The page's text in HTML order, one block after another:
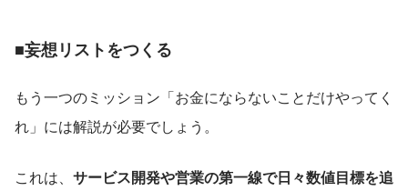
■妄想リストをつくる
もう一つのミッション「お金にならないことだけやってく
れ」には解説が必要でしょう。
これは、 サービス開発や営業の第一線で日々数値目標を追